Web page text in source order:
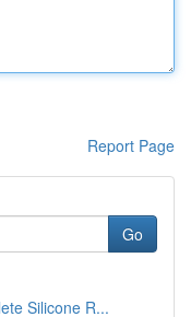
Report Page
Go
Silicone R...